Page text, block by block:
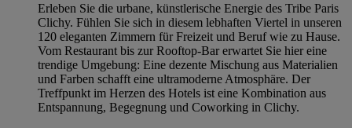
Erleben Sie die urbane, künstlerische Energie des Tribe Paris
Clichy. Fühlen Sie sich in diesem lebhaften Viertel in unseren
120 eleganten Zimmern für Freizeit und Beruf wie zu Hause.
Vom Restaurant bis zur Rooftop-Bar erwartet Sie hier eine
trendige Umgebung: Eine dezente Mischung aus Materialien
und Farben schafft eine ultramoderne Atmosphäre. Der
Treffpunkt im Herzen des Hotels ist eine Kombination aus
Entspannung, Begegnung und Coworking in Clichy.